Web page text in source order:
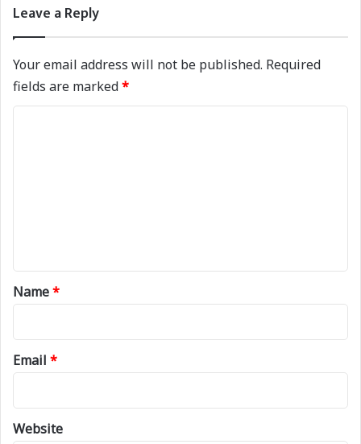
Leave a Reply
Your email address will not be published. Required
fields are marked*
*
Name*
Email *
Website